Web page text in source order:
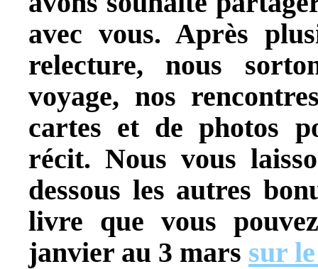
avec vous. Après
relecture, nous
voyage, nos
cartes et de photos
récit. Nous vous
dessous les autres
livre que vous
janvier au 3 mars sur